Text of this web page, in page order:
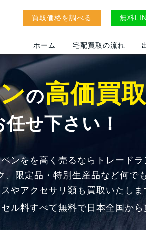
買取価格を調べる 無料
ホーム 宅配買取の流れ
の高価買取
せ下さい！
ンをを高く売るならトレード
、限定品・特別生産品など何で
やアクセサリ類も買取いたしま
ル料すべて無料で日本全国か